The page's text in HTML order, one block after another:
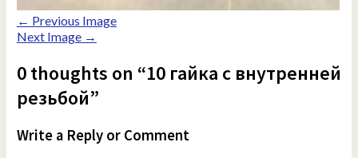
← Previous Image
Next Image →
0 thoughts on “10 гайка с внутренней
резьбой”
Write a Reply or Comment